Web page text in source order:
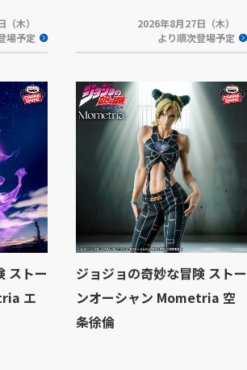
木）
場予定
2026年8月27日（木）
より順次登場予定
ストー
エ
ジョジョの奇妙な冒険 ストー
ンオーシャン Mometria 空
条徐倫